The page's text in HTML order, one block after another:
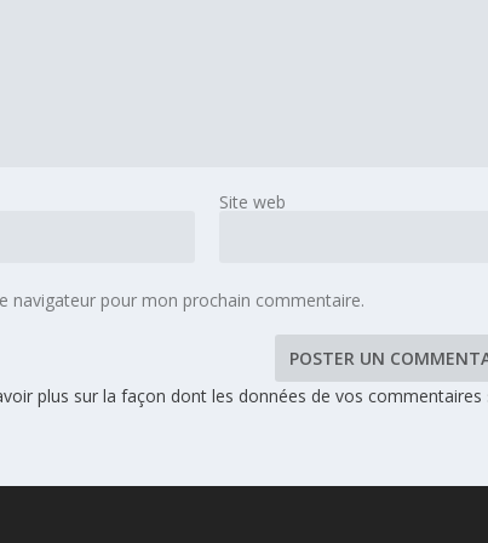
Site web
navigateur pour mon prochain commentaire.
plus sur la façon dont les données de vos commentaires